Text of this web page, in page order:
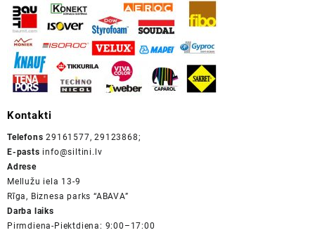
Kontakti
Telefons 29161577, 29123868;
E-pasts info@siltini.lv
Adrese
Mellužu iela 13-9
Rīga, Biznesa parks “ABAVA”
Darba laiks
Pirmdiena-Piektdiena: 9:00–17:00